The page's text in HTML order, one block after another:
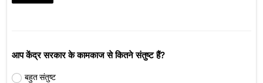
आप केंद्र सरकार के कामकाज से कितने संतुष्ट हैं?
बहुत संतुष्ट